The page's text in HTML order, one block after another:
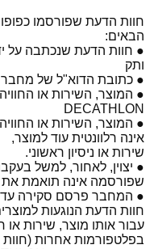
חוות הדעת שפורסמו
הבאים:
ותק
● כתובת הדוא"ל של מחבר
● המוצר, השירות או
DECATHLON
● המוצר, השירות או
אינה רלוונטית עוד למוצר,
שירות או ניסיון ראשוני.
● יצוין, לאחור, למשל
שפורסמה אינה תואמת את
● המחבר פרסם סקירה
חוות הדעת הנוגעות
עבור אותו מוצר, שירות או
בפלטפורמות אחרות (חוות